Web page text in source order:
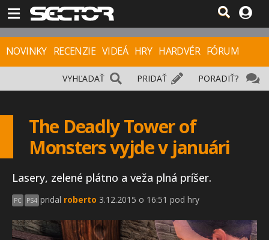
NOVINKY RECENZIE VIDEÁ HRY HARDVÉR FÓRUM
PORADIŤ?
PRIDAŤ
VYHĽADAŤ
The Deadly Tower of
Monsters vyjde v januári
Lasery, zelené plátno a veža plná príšer.
PC PS4 pridal roberto 3.12.2015 o 16:51 pod hry